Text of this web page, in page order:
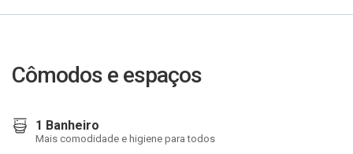
Cômodos e espaços
1 Banheiro
Mais comodidade e higiene para todos